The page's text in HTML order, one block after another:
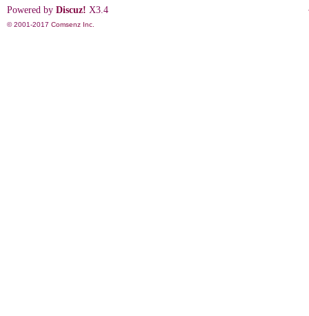
Powered by Discuz! X3.4
© 2001-2017 Comsenz Inc.